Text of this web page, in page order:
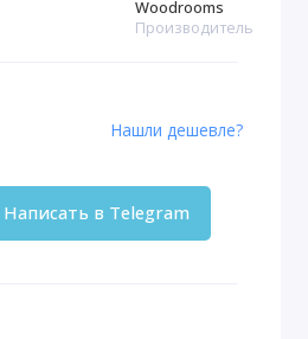
Woodrooms
Производитель
Написать в Telegram
Нашли дешевле?